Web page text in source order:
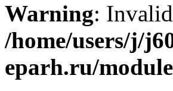
Warning:
/home/users/j/
eparh.ru/